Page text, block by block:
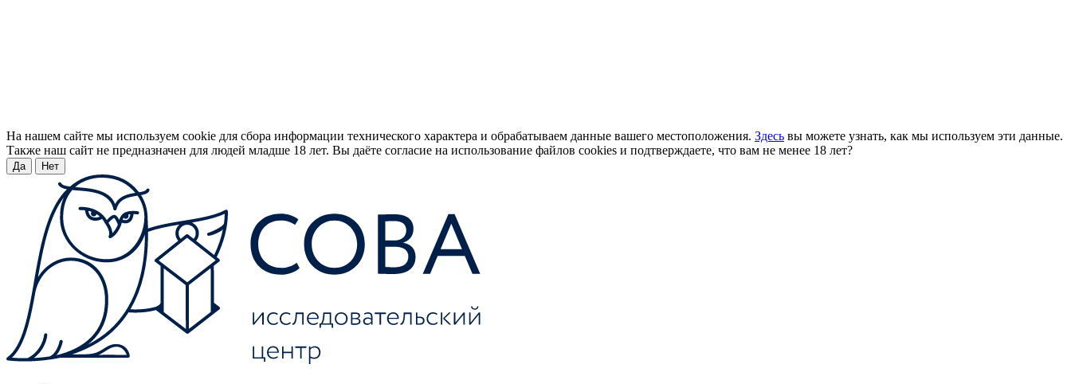
На нашем сайте мы используем cookie для сбора информации технического характера и обрабатываем данные вашего местоположения. Здесь вы можете узнать, как мы используем эти данные.
Также наш сайт не предназначен для людей младше 18 лет. Вы даёте согласие на использование файлов cookies и подтверждаете, что вам не менее 18 лет?
Да Нет